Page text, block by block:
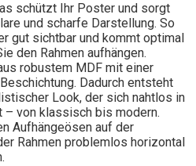
schützt Ihr Poster und sorgt
und scharfe Darstellung. So
gut sichtbar und kommt optimal
den Rahmen aufhängen.
robustem MDF mit einer
Dadurch entsteht
Look, der sich nahtlos in
von klassisch bis modern.
Aufhängeösen auf der
Rahmen problemlos horizontal